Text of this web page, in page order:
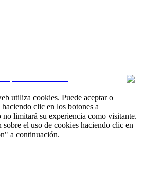
utiliza cookies. Puede aceptar o
clic en los botones a
limitará su experiencia como visitante.
el uso de cookies haciendo clic en
a continuación.